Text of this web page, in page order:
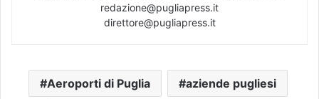
redazione@pugliapress.it
direttore@pugliapress.it
Aeroporti di Puglia aziende pugliesi